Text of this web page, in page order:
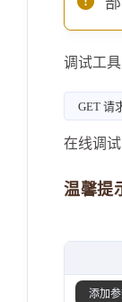
调试工
在线调试
温馨提
添加